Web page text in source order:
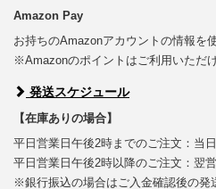
Amazon Pay
お持ちのAmazonアカウントの情報を
※Amazonのポイントはご利用いただけ
発送スケジュール
【在庫ありの場合】
平日営業日午後2時までのご注文：当
平日営業日午後2時以降のご注文：翌
※銀行振込の場合はご入金確認後の発